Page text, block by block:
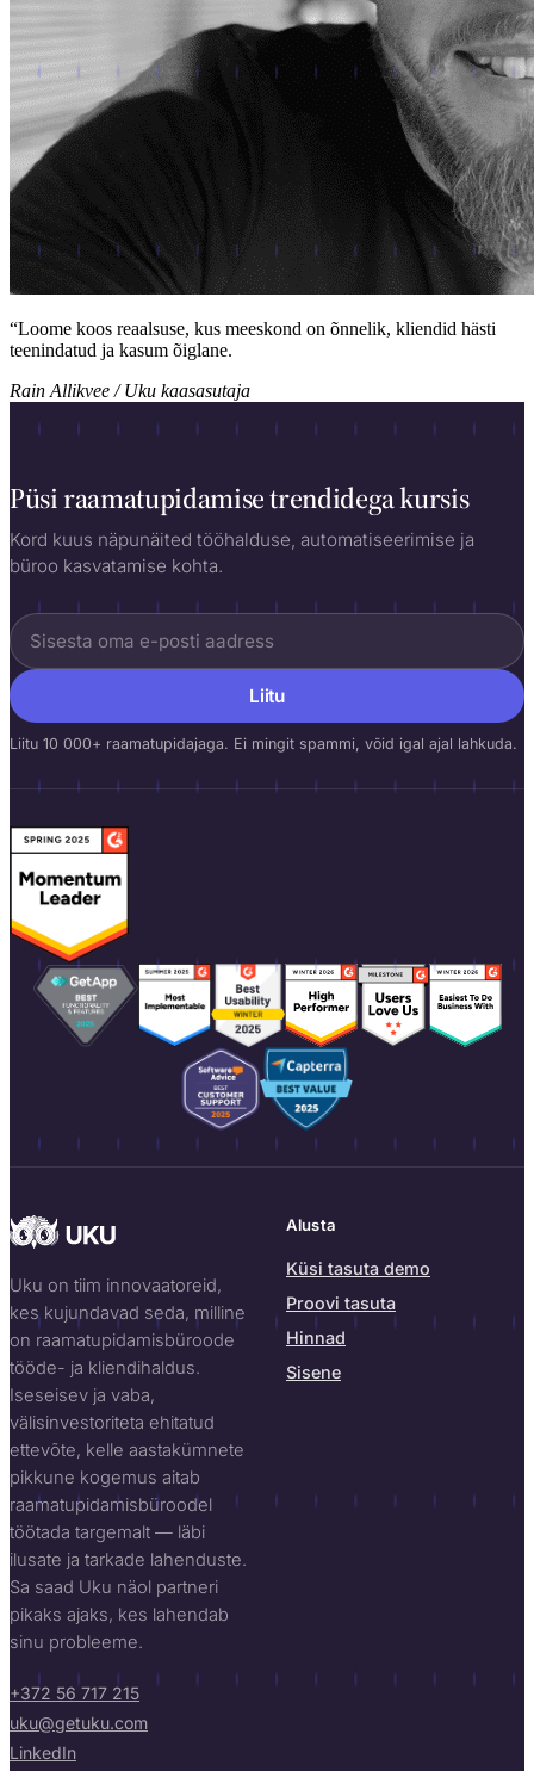
“Loome koos reaalsuse, kus meeskond on õnnelik, kliendid hästi
teenindatud ja kasum õiglane.
Rain Allikvee / Uku kaasasutaja
Püsi raamatupidamise trendidega kursis
Kord kuus näpunäited tööhalduse, automatiseerimise ja
büroo kasvatamise kohta.
Liitu
Liitu 10 000+ raamatupidajaga. Ei mingit spammi, võid igal ajal lahkuda.
Uku on tiim innovaatoreid,
kes kujundavad seda, milline
on raamatupidamisbüroode
tööde- ja kliendihaldus.
Iseseisev ja vaba,
välisinvestoriteta ehitatud
ettevõte, kelle aastakümnete
pikkune kogemus aitab
raamatupidamisbüroodel
töötada targemalt — läbi
ilusate ja tarkade lahenduste.
Sa saad Uku näol partneri
pikaks ajaks, kes lahendab
sinu probleeme.
+372 56 717 215
uku@getuku.com
LinkedIn
Alusta
Küsi tasuta demo
Proovi tasuta
Hinnad
Sisene